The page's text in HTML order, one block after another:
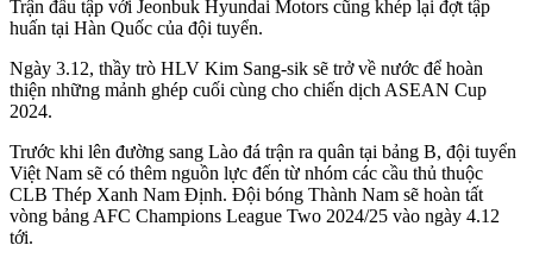
Trận đấu tập với Jeonbuk Hyundai Motors cũng khép lại đợt tập
huấn tại Hàn Quốc của đội tuyển.
Ngày 3.12, thầy trò HLV Kim Sang-sik sẽ trở về nước để hoàn
thiện những mảnh ghép cuối cùng cho chiến dịch ASEAN Cup
2024.
Trước khi lên đường sang Lào đá trận ra quân tại bảng B, đội tuyển
Việt Nam sẽ có thêm nguồn lực đến từ nhóm các cầu thủ thuộc
CLB Thép Xanh Nam Định. Đội bóng Thành Nam sẽ hoàn tất
vòng bảng AFC Champions League Two 2024/25 vào ngày 4.12
tới.